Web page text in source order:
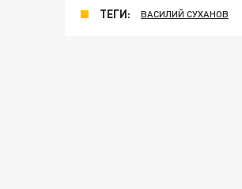
ТЕГИ: ВАСИЛИЙ СУХАНОВ